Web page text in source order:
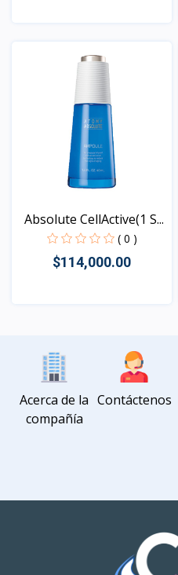
Absolute CellActive(1 S...
( 0 )
$114,000.00
Acerca de la
compañía
Contáctenos